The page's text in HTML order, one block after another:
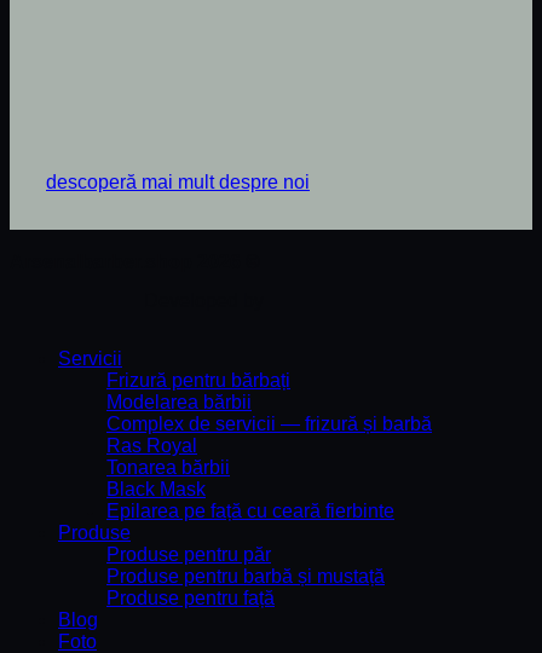
descoperă mai mult despre noi
Servicii
Frizură pentru bărbați
Modelarea bărbii
Complex de servicii — frizură și barbă
Ras Royal
Tonarea bărbii
Black Mask
Epilarea pe față cu ceară fierbinte
Produse
Produse pentru păr
Produse pentru barbă și mustață
Produse pentru față
Blog
Foto